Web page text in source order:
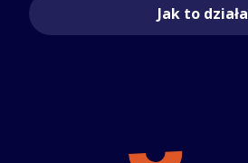
Jak to działa